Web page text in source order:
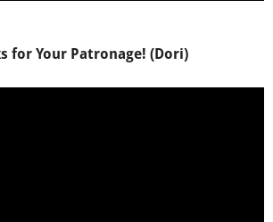
for Your Patronage! (Dori)